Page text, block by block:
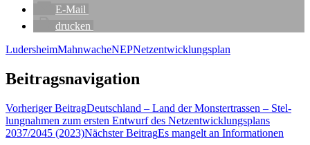
E‑Mail
dru­cken
LudersheimMahnwacheNEPNetzentwicklungsplan
Beitragsnavigation
Vorheriger BeitragDeutsch­land – Land der Mons­ter­tras­sen – Stel­
lung­nah­men zum ers­ten Ent­wurf des Netz­ent­wick­lungs­plans
2037/2045 (2023)Nächster BeitragEs man­gelt an Informationen